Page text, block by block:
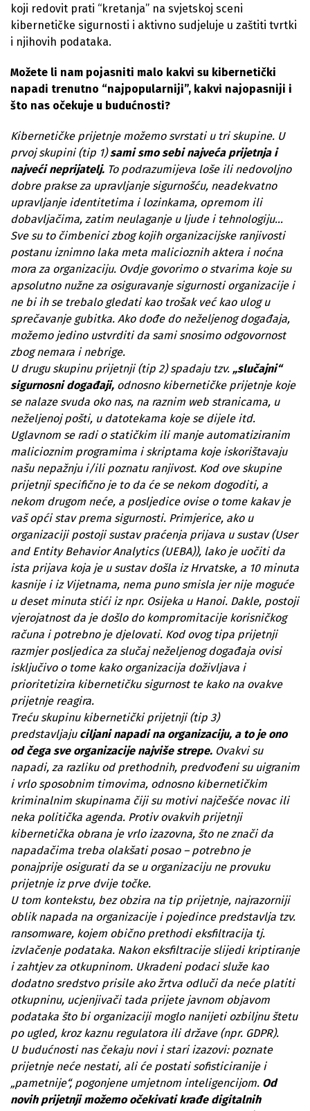
koji redovit prati “kretanja” na svjetskoj sceni
kibernetičke sigurnosti i aktivno sudjeluje u zaštiti tvrtki
i njihovih podataka.
Možete li nam pojasniti malo kakvi su kibernetički
napadi trenutno “najpopularniji”, kakvi najopasniji i
što nas očekuje u budućnosti?
Kibernetičke prijetnje možemo svrstati u tri skupine. U
prvoj skupini (tip 1)sami smo sebi najveća prijetnja i
najveći neprijatelj. To podrazumijeva loše ili nedovoljno
dobre prakse za upravljanje sigurnošću, neadekvatno
upravljanje identitetima i lozinkama, opremom ili
dobavljačima, zatim neulaganje u ljude i tehnologiju…
Sve su to čimbenici zbog kojih organizacijske ranjivosti
postanu iznimno laka meta malicioznih aktera i noćna
mora za organizaciju. Ovdje govorimo o stvarima koje su
apsolutno nužne za osiguravanje sigurnosti organizacije i
ne bi ih se trebalo gledati kao trošak već kao ulog u
sprečavanje gubitka. Ako dođe do neželjenog događaja,
možemo jedino ustvrditi da sami snosimo odgovornost
zbog nemara i nebrige.
U drugu skupinu prijetnji (tip 2) spadaju tzv. „slučajni“
sigurnosni događaji, odnosno kibernetičke prijetnje koje
se nalaze svuda oko nas, na raznim web stranicama, u
neželjenoj pošti, u datotekama koje se dijele itd.
Uglavnom se radi o statičkim ili manje automatiziranim
malicioznim programima i skriptama koje iskorištavaju
našu nepažnju i/ili poznatu ranjivost. Kod ove skupine
prijetnji specifično je to da će se nekom dogoditi, a
nekom drugom neće, a posljedice ovise o tome kakav je
vaš opći stav prema sigurnosti. Primjerice, ako u
organizaciji postoji sustav praćenja prijava u sustav (User
and Entity Behavior Analytics (UEBA)), lako je uočiti da
ista prijava koja je u sustav došla iz Hrvatske, a 10 minuta
kasnije i iz Vijetnama, nema puno smisla jer nije moguće
u deset minuta stići iz npr. Osijeka u Hanoi. Dakle, postoji
vjerojatnost da je došlo do kompromitacije korisničkog
računa i potrebno je djelovati. Kod ovog tipa prijetnji
razmjer posljedica za slučaj neželjenog događaja ovisi
isključivo o tome kako organizacija doživljava i
prioritetizira kibernetičku sigurnost te kako na ovakve
prijetnje reagira.
Treću skupinu kibernetički prijetnji (tip 3)
predstavljaju ciljani napadi na organizaciju, a to je ono
od čega sve organizacije najviše strepe. Ovakvi su
napadi, za razliku od prethodnih, predvođeni su uigranim
i vrlo sposobnim timovima, odnosno kibernetičkim
kriminalnim skupinama čiji su motivi najčešće novac ili
neka politička agenda. Protiv ovakvih prijetnji
kibernetička obrana je vrlo izazovna, što ne znači da
napadačima treba olakšati posao – potrebno je
ponajprije osigurati da se u organizaciju ne provuku
prijetnje iz prve dvije točke.
U tom kontekstu, bez obzira na tip prijetnje, najrazorniji
oblik napada na organizacije i pojedince predstavlja tzv.
ransomware, kojem obično prethodi eksfiltracija tj.
izvlačenje podataka. Nakon eksfiltracije slijedi kriptiranje
i zahtjev za otkupninom. Ukradeni podaci služe kao
dodatno sredstvo prisile ako žrtva odluči da neće platiti
otkupninu, ucjenjivači tada prijete javnom objavom
podataka što bi organizaciji moglo nanijeti ozbiljnu štetu
po ugled, kroz kaznu regulatora ili države (npr. GDPR).
U budućnosti nas čekaju novi i stari izazovi: poznate
prijetnje neće nestati, ali će postati sofisticiranije i
„pametnije“, pogonjene umjetnom inteligencijom. Od
novih prijetnji možemo očekivati krađe digitalnih